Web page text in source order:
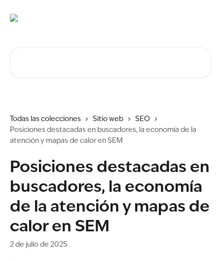
Todas las colecciones Sitio web
SEO
Posiciones destacadas en buscadores, la economía de la
atención y mapas de calor en SEM
Posiciones destacadas en
buscadores, la economía
de la atención y mapas de
calor en SEM
2 de julio de 2025